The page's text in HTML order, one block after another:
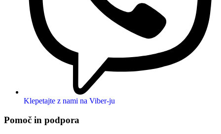
Klepetajte z nami na Viber-ju
Pomoč in podpora